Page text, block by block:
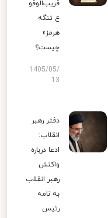
قریب‌الوقو
ع تنگه
هرمز»
چیست؟
1405/05/
13
دفتر رهبر
انقلاب:
ادعا درباره
واکنش
رهبر انقلاب
به نامه
رئیس